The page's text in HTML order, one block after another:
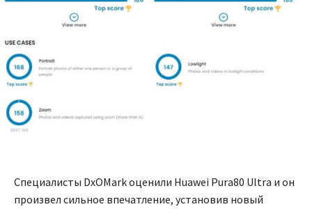
Специалисты DxOMark оценили Huawei Pura80 Ultra и он
произвел сильное впечатление, установив новый